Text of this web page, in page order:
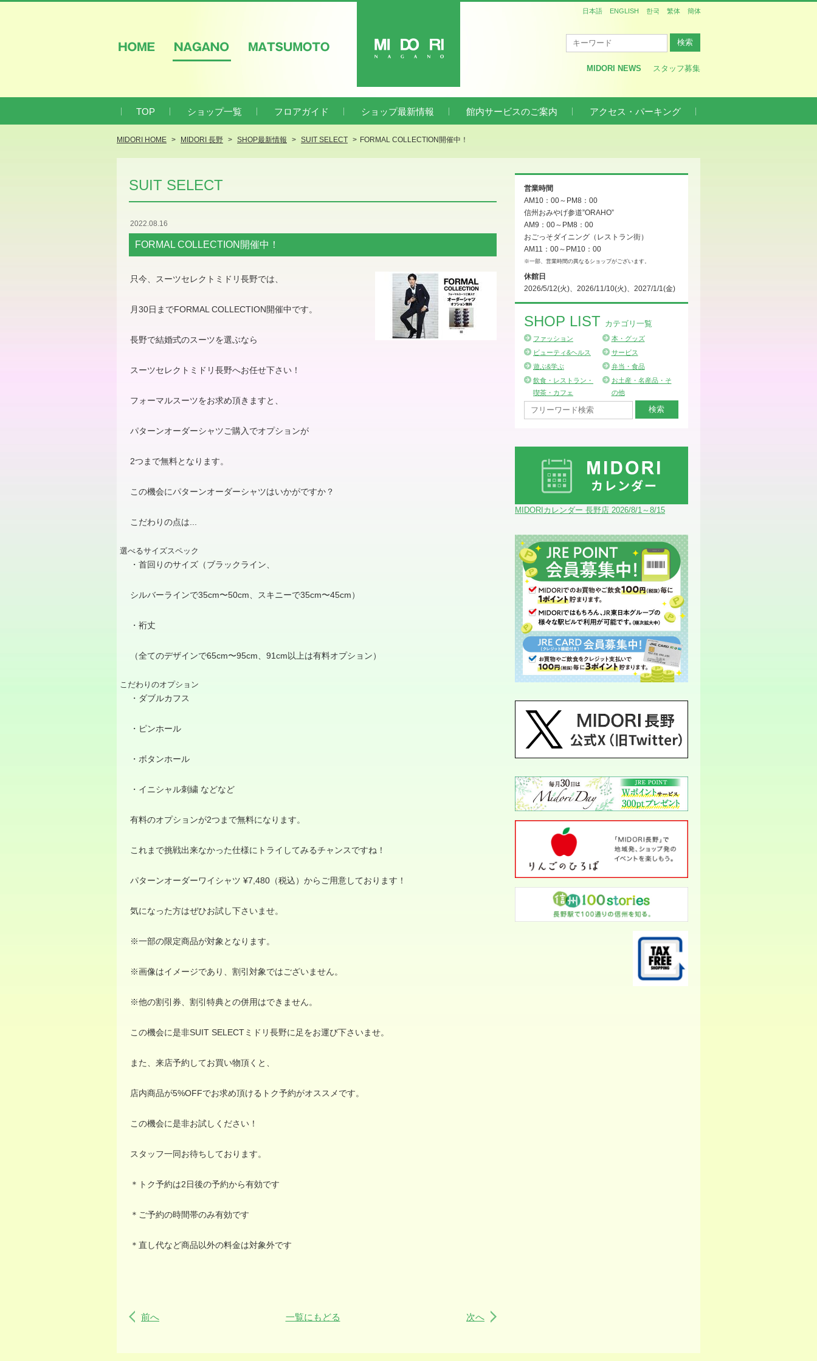
MIDORI NEWS
スタッフ募集
日本語 ENGLISH 한국 繁体 簡体
TOP ショップ一覧 フロアガイド ショップ最新情報 館内サービスのご案内 アクセス・パーキング
MIDORI HOME MIDORI 長野 SHOP最新情報 SUIT SELECT FORMAL COLLECTION開催中！
SUIT SELECT
2022.08.16
FORMAL COLLECTION開催中！
只今、スーツセレクトミドリ長野では、
月30日までFORMAL COLLECTION開催中です。
長野で結婚式のスーツを選ぶなら
スーツセレクトミドリ長野へお任せ下さい！
フォーマルスーツをお求め頂きますと、
パターンオーダーシャツご購入でオプションが
2つまで無料となります。
この機会にパターンオーダーシャツはいかがですか？
こだわりの点は
選べるサイズスペック
・首回りのサイズ（ブラックライン、
シルバーラインで35cm〜50cm 、スキニーで35cm〜45cm）
・裄丈
（全てのデザインで65cm〜95cm 91cm以上は有料オプション）
こだわりのオプション
・ダブルカフス
・ピンホール
・ボタンホール
・イニシャル刺繍 などなど
有料のオプションが2つまで無料になります。
これまで挑戦出来なかった仕様にトライしてみるチャンスですね！
パターンオーダーワイシャツ ¥7,480 （税込）からご用意しております！
気になった方はぜひお試し下さいませ。
※一部の限定商品が対象となります。
※画像はイメージであり、割引対象ではございません。
※他の割引券、割引特典との併用はできません。
この機会に是非SUIT SELECTミドリ長野に足をお運び下さいませ。
また、来店予約してお買い物頂くと、
店内商品が5%OFFでお求め頂けるトク予約がオススメです。
この機会に是非お試しください！
スタッフ一同お待ちしております。
＊トク予約は2日後の予約から有効です
＊ご予約の時間帯のみ有効です
＊直し代など商品以外の料金は対象外です
前へ 一覧にもどる 次へ
営業時間
AM10：00～PM8：00
信州おみやげ参道”ORAHO”
AM9：00～PM8：00
おごっそダイニング（レストラン街）
AM11：00～PM10：00
※一部、営業時間の異なるショップがございます。
休館日
2026/5/12(火)、2026/11/10(火)、2027/1/1(金)
SHOP LIST カテゴリ一覧
ファッション
本・グッズ
ビューティ&ヘルス
サービス
遊ぶ&学ぶ
弁当・食品
飲食・レストラン・
喫茶・カフェ
お土産・名産品・そ
の他
MIDORIカレンダー 長野店 2026/8/1～8/15